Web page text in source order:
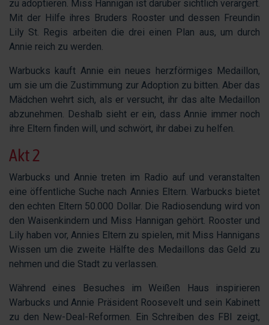
zu adoptieren. Miss Hannigan ist darüber sichtlich verärgert.
Mit der Hilfe ihres Bruders Rooster und dessen Freundin
Lily St. Regis arbeiten die drei einen Plan aus, um durch
Annie reich zu werden.
Warbucks kauft Annie ein neues herzförmiges Medaillon,
um sie um die Zustimmung zur Adoption zu bitten. Aber das
Mädchen wehrt sich, als er versucht, ihr das alte Medaillon
abzunehmen. Deshalb sieht er ein, dass Annie immer noch
ihre Eltern finden will, und schwört, ihr dabei zu helfen.
Akt 2
Warbucks und Annie treten im Radio auf und veranstalten
eine öffentliche Suche nach Annies Eltern. Warbucks bietet
den echten Eltern 50.000 Dollar. Die Radiosendung wird von
den Waisenkindern und Miss Hannigan gehört. Rooster und
Lily haben vor, Annies Eltern zu spielen, mit Miss Hannigans
Wissen um die zweite Hälfte des Medaillons das Geld zu
nehmen und die Stadt zu verlassen.
Während eines Besuches im Weißen Haus inspirieren
Warbucks und Annie Präsident Roosevelt und sein Kabinett
zu den New-Deal-Reformen. Ein Schreiben des FBI zeigt,